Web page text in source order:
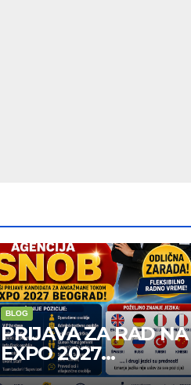
BLOG
PRIJAVA ZA RAD NA
EXPO 2027
BELGRADE